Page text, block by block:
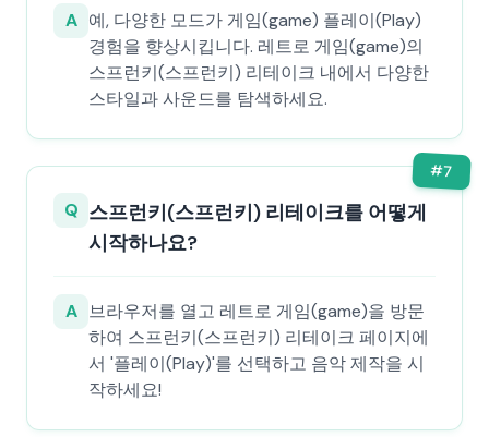
A 예, 다양한 모드가 게임(game) 플레이(Play)
경험을 향상시킵니다. 레트로 게임(game)의
스프런키(스프런키) 리테이크 내에서 다양한
스타일과 사운드를 탐색하세요.
#7
Q 스프런키(스프런키) 리테이크를 어떻게
시작하나요?
A 브라우저를 열고 레트로 게임(game)을 방문
하여 스프런키(스프런키) 리테이크 페이지에
서 '플레이(Play)'를 선택하고 음악 제작을 시
작하세요!